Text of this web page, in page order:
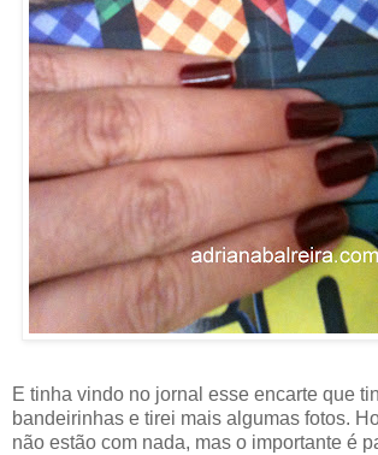
E tinha vindo no jornal esse encarte que
bandeirinhas e tirei mais algumas fotos.
não estão com nada, mas o importante é